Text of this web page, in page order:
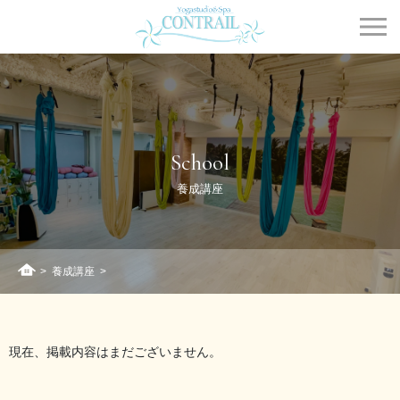
Contrail
School
養成講座
ホーム
> 養成講座 >
現在、掲載内容はまだございません。